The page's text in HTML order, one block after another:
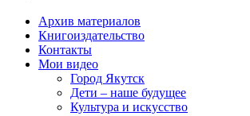
Архив материалов
Книгоиздательство
Контакты
Мои видео
Город Якутск
Дети – наше будущее
Культура и искусство